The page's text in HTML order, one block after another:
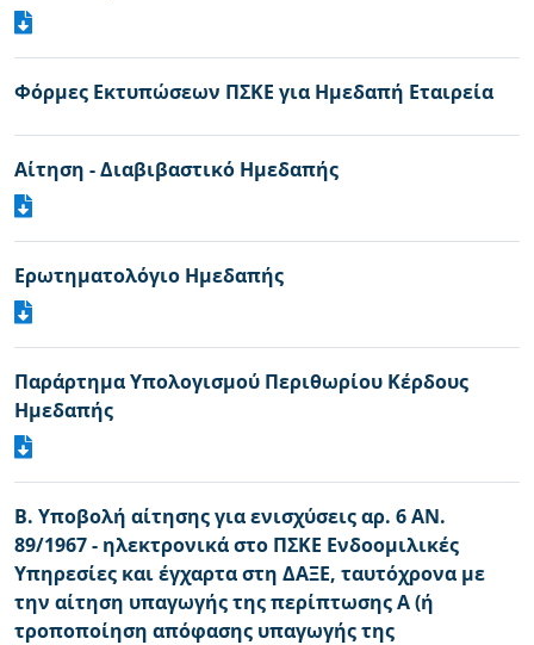
Φόρμες Εκτυπώσεων ΠΣΚΕ για Ημεδαπή Εταιρεία
Αίτηση - Διαβιβαστικό Ημεδαπής
Ερωτηματολόγιο Ημεδαπής
Παράρτημα Υπολογισμού Περιθωρίου Κέρδους
Ημεδαπής
Β. Υποβολή αίτησης για ενισχύσεις αρ. 6 ΑΝ.
89/1967 - ηλεκτρονικά στο ΠΣΚΕ Ενδοομιλικές
Υπηρεσίες και έγχαρτα στη ΔΑΞΕ, ταυτόχρονα με
την αίτηση υπαγωγής της περίπτωσης Α (ή
τροποποίηση απόφασης υπαγωγής της